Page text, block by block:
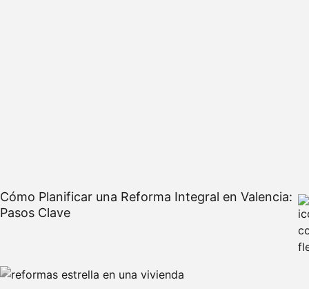
Cómo Planificar una Reforma Integral en Valencia:
Pasos Clave